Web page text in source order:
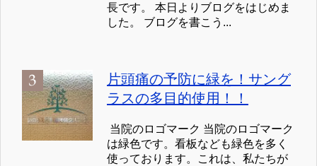
長です。 本日よりブログをはじめま
した。 ブログを書こう...
片頭痛の予防に緑を！サング
ラスの多目的使用！！
当院のロゴマーク 当院のロゴマーク
は緑色です。看板なども緑色を多く
使っております。これは、私たちが